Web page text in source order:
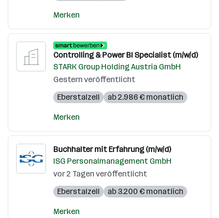
Merken
Controlling & Power BI Specialist (m/w/d)
STARK Group Holding Austria GmbH
Gestern veröffentlicht
Eberstalzell
ab 2.986 € monatlich
Merken
Buchhalter mit Erfahrung (m/w/d)
ISG Personalmanagement GmbH
vor 2 Tagen veröffentlicht
Eberstalzell
ab 3.200 € monatlich
Merken